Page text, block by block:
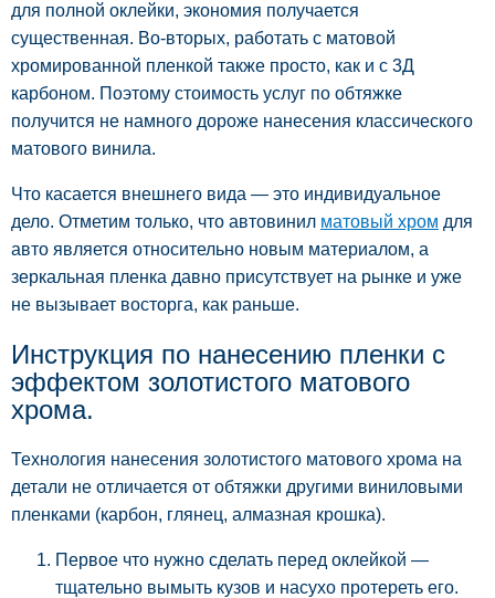
для полной оклейки, экономия получается
существенная. Во-вторых, работать с матовой
хромированной пленкой также просто, как и с 3Д
карбоном. Поэтому стоимость услуг по обтяжке
получится не намного дороже нанесения классического
матового винила.
Что касается внешнего вида — это индивидуальное
дело. Отметим только, что автовинил матовый хром для
авто является относительно новым материалом, а
зеркальная пленка давно присутствует на рынке и уже
не вызывает восторга, как раньше.
Инструкция по нанесению пленки с
эффектом золотистого матового
хрома.
Технология нанесения золотистого матового хрома на
детали не отличается от обтяжки другими виниловыми
пленками (карбон, глянец, алмазная крошка).
Первое что нужно сделать перед оклейкой —
тщательно вымыть кузов и насухо протереть его.